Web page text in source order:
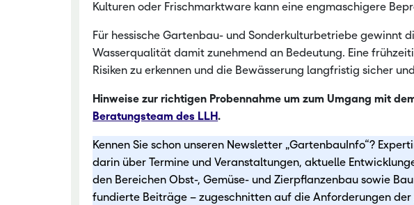
Kulturen oder Frischmarktware kann eine engmaschigere
Für hessische Gartenbau- und Sonderkulturbetriebe gewinnt
Wasserqualität damit zunehmend an Bedeutung. Eine
Risiken zu erkennen und die Bewässerung langfristig sicher
Hinweise zur richtigen Probennahme um zum Umgang mit
Beratungsteam des LLH.
Kennen Sie schon unseren Newsletter „GartenbauInfo“?
darin über Termine und Veranstaltungen, aktuelle
den Bereichen Obst-, Gemüse- und Zierpflanzenbau sowie
fundierte Beiträge – zugeschnitten auf die Anforderungen der